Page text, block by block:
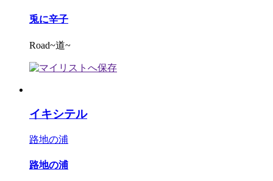
兎に辛子
Road~道~
イキシテル
路地の浦
路地の浦